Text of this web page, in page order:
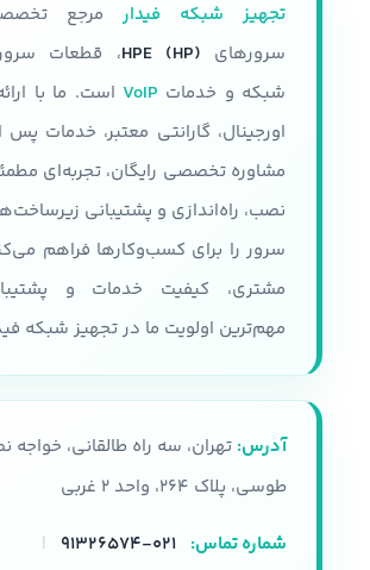
تجهیز شبکه فیدار مرجع
سرورهای HPE (HP)، قطعات
شبکه و خدمات VoIP است. ما با
اورجینال، گارانتی معتبر، خدمات
مشاوره تخصصی رایگان، تجربه‌ای
نصب، راه‌اندازی و پشتیبانی
سرور را برای کسب‌وکارها فراهم
مشتری، کیفیت خدمات و
مهم‌ترین اولویت ما در تجهیز شبکه
آدرس: تهران، سه راه طالقانی، خواجه
طوسی، پلاک ۲۶۴، واحد ۲ غربی
شماره تماس: ۰۲۱-۹۱۳۲۶۵۷۴
|